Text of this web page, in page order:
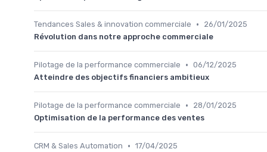
Tendances Sales & innovation commerciale •
26/01/2025
Révolution dans notre approche commerciale
Pilotage de la performance commerciale • 06/12/2025
Atteindre des objectifs financiers ambitieux
Pilotage de la performance commerciale •
28/01/2025
Optimisation de la performance des ventes
CRM & Sales Automation • 17/04/2025